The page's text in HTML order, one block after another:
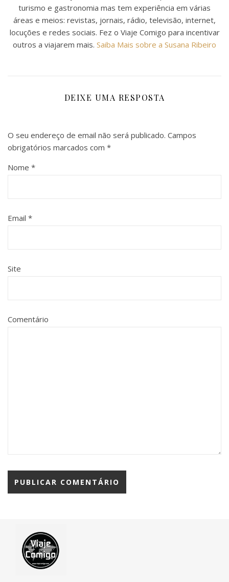
turismo e gastronomia mas tem experiência em várias
áreas e meios: revistas, jornais, rádio, televisão, internet,
locuções e redes sociais. Fez o Viaje Comigo para incentivar
outros a viajarem mais. Saiba Mais sobre a Susana Ribeiro
DEIXE UMA RESPOSTA
O seu endereço de email não será publicado. Campos
obrigatórios marcados com *
Nome *
Email *
Site
Comentário